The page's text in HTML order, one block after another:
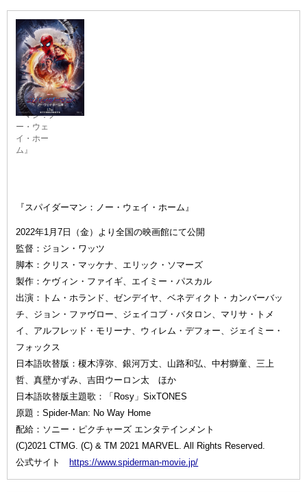
『スパイダ
ーマン：ノ
ー・ウェ
イ・ホー
ム』
『スパイダーマン：ノー・ウェイ・ホーム』
2022年1月7日（金）より全国の映画館にて公開
監督：ジョン・ワッツ
脚本：クリス・マッケナ、エリック・ソマーズ
製作：ケヴィン・ファイギ、エイミー・パスカル
出演：トム・ホランド、ゼンデイヤ、ベネディクト・カンバーバッ
チ、ジョン・ファヴロー、ジェイコブ・バタロン、マリサ・トメ
イ、アルフレッド・モリーナ、ウィレム・デフォー、ジェイミー・
フォックス
日本語吹替版：榎木淳弥、銀河万丈、山路和弘、中村獅童、三上
哲、真壁かずみ、吉田ウーロン太 ほか
日本語吹替版主題歌：「Rosy」SixTONES
原題：Spider-Man: No Way Home
配給：ソニー・ピクチャーズ エンタテインメント
(C)2021 CTMG. (C) & TM 2021 MARVEL. All Rights Reserved.
公式サイト
https://www.spiderman-movie.jp/